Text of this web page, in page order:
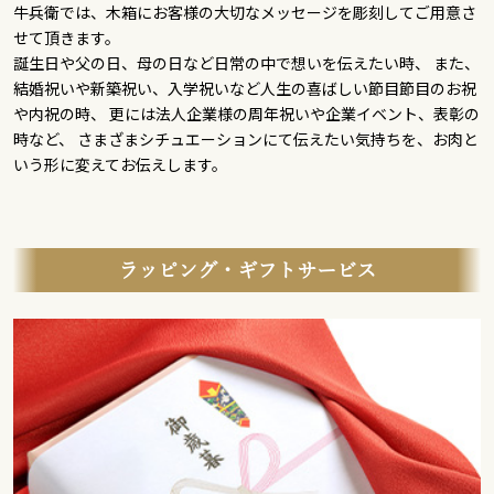
牛兵衛では、木箱にお客様の大切なメッセージを彫刻してご用意さ
せて頂きます。
誕生日や父の日、母の日など日常の中で想いを伝えたい時、 また、
結婚祝いや新築祝い、入学祝いなど人生の喜ばしい節目節目のお祝
や内祝の時、 更には法人企業様の周年祝いや企業イベント、表彰の
時など、 さまざまシチュエーションにて伝えたい気持ちを、お肉と
いう形に変えてお伝えします。
ラッピング・ギフトサービス